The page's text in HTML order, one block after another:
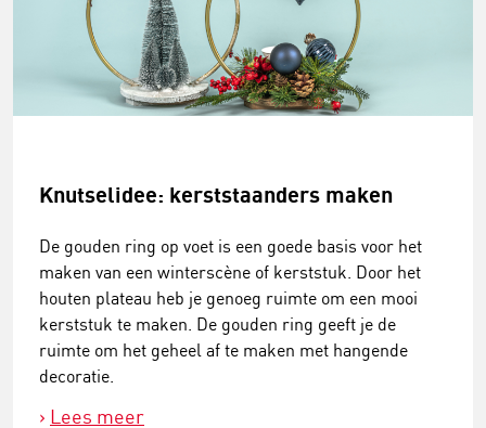
Knutselidee: kerststaanders maken
De gouden ring op voet is een goede basis voor het
maken van een winterscène of kerststuk. Door het
houten plateau heb je genoeg ruimte om een mooi
kerststuk te maken. De gouden ring geeft je de
ruimte om het geheel af te maken met hangende
decoratie.
Lees meer